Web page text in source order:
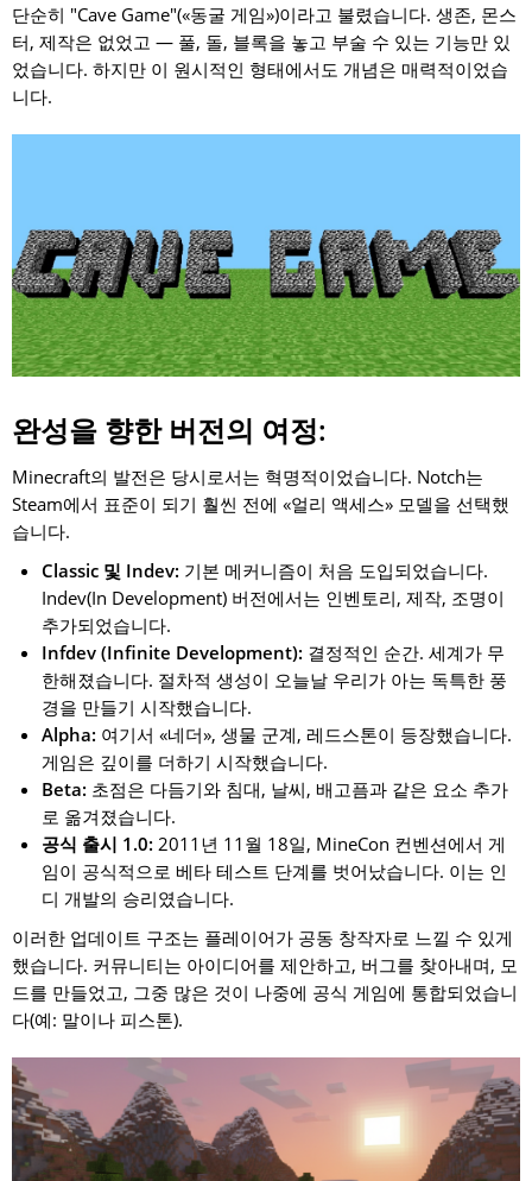
단순히 "Cave Game"(«동굴 게임»)이라고 불렸습니다. 생존, 몬스
터, 제작은 없었고 — 풀, 돌, 블록을 놓고 부술 수 있는 기능만 있
었습니다. 하지만 이 원시적인 형태에서도 개념은 매력적이었습
니다.
완성을 향한 버전의 여정:
Minecraft의 발전은 당시로서는 혁명적이었습니다. Notch는
Steam에서 표준이 되기 훨씬 전에 «얼리 액세스» 모델을 선택했
습니다.
Classic 및 Indev: 기본 메커니즘이 처음 도입되었습니다.
Indev(In Development) 버전에서는 인벤토리, 제작, 조명이
추가되었습니다.
Infdev (Infinite Development): 결정적인 순간. 세계가 무
한해졌습니다. 절차적 생성이 오늘날 우리가 아는 독특한 풍
경을 만들기 시작했습니다.
Alpha: 여기서 «네더», 생물 군계, 레드스톤이 등장했습니다.
게임은 깊이를 더하기 시작했습니다.
Beta: 초점은 다듬기와 침대, 날씨, 배고픔과 같은 요소 추가
로 옮겨졌습니다.
공식 출시 1.0: 2011년 11월 18일, MineCon 컨벤션에서 게
임이 공식적으로 베타 테스트 단계를 벗어났습니다. 이는 인
디 개발의 승리였습니다.
이러한 업데이트 구조는 플레이어가 공동 창작자로 느낄 수 있게
했습니다. 커뮤니티는 아이디어를 제안하고, 버그를 찾아내며, 모
드를 만들었고, 그중 많은 것이 나중에 공식 게임에 통합되었습니
다(예: 말이나 피스톤).